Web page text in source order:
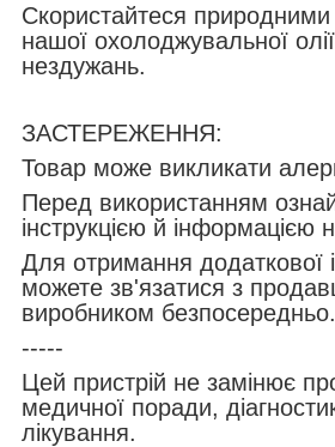
Скористайтеся
нашої охолоджувальної
нездужань.
ЗАСТЕРЕЖЕННЯ:
Товар може викликати
Перед використанням
інструкцією й інформацією
Для отримання додаткової
можете зв'язатися з
виробником безпосередньо.
-----
Цей пристрій не замінює
медичної поради,
лікування.